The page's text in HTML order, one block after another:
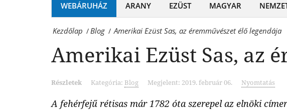
legendája
Magyar
Éremkibocsátó
Érmék
WEBÁRUHÁZ ARANY EZÜST MAGYAR
Kezdőlap /Blog / Amerikai Ezüst Sas, az éremművészet élő legendája
Amerikai Ezüst Sas, az
Részletek Kategória: Blog Megjelent: 2019. február 06. Nyomtatás
A fehérfejű rétisas már 1782 óta szerepel az elnöki
Érmék
hivatalos